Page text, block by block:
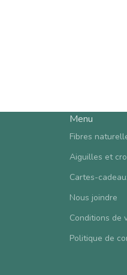
Menu
Fibres
Aiguilles et
Cartes-
Nous joindre
Conditions de
Politique de